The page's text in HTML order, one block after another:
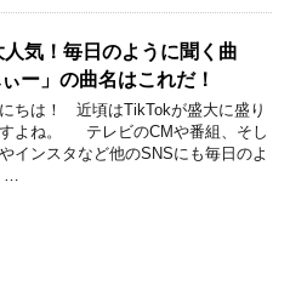
気！毎日のように聞く曲
ぃー」の曲名はこれだ！
ちは！ 近頃はTikTokが盛大に盛り
よね。 テレビのCMや番組、そし
インスタなど他のSNSにも毎日のよ
…